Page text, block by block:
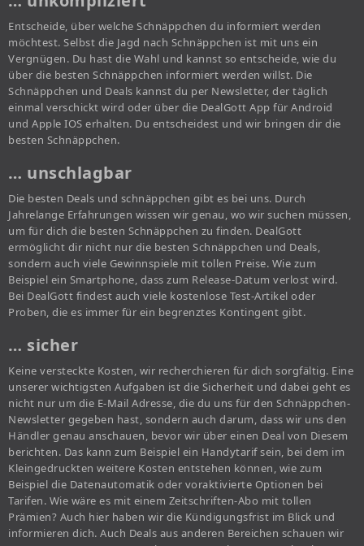
Entscheide, über welche Schnäppchen du informiert werden
möchtest. Selbst die Jagd nach Schnäppchen ist mit uns ein
Vergnügen. Du hast die Wahl und kannst so entscheide, wie du
über die besten Schnäppchen informiert werden willst. Die
Schnäppchen und Deals kannst du per Newsletter, der täglich
einmal verschickt wird oder über die DealGott App für Android
und Apple IOS erhalten. Du entscheidest und wir bringen dir die
besten Schnäppchen.
… unschlagbar
Die besten Deals und schnäppchen gibt es bei uns. Durch
Jahrelange Erfahrungen wissen wir genau, wo wir suchen müssen,
um für dich die besten Schnäppchen zu finden. DealGott
ermöglicht dir nicht nur die besten Schnäppchen und Deals,
sondern auch viele Gewinnspiele mit tollen Preise. Wie zum
Beispiel ein Smartphone, dass zum Release-Datum verlost wird.
Bei DealGott findest auch viele kostenlose Test-Artikel oder
Proben, die es immer für ein begrenztes Kontingent gibt.
… sicher
Keine versteckte Kosten, wir recherchieren für dich sorgfältig. Eine
unserer wichtigsten Aufgaben ist die Sicherheit und dabei geht es
nicht nur um die E-Mail Adresse, die du uns für den Schnäppchen-
Newsletter gegeben hast, sondern auch darum, dass wir uns den
Händler genau anschauen, bevor wir über einen Deal von Diesem
berichten. Das kann zum Beispiel ein Handytarif sein, bei dem im
Kleingedruckten weitere Kosten entstehen können, wie zum
Beispiel die Datenautomatik oder voraktivierte Optionen bei
Tarifen. Wie wäre es mit einem Zeitschriften-Abo mit tollen
Prämien? Auch hier haben wir die Kündigungsfrist im Blick und
informieren dich. Auch Deals aus anderen Bereichen schauen wir